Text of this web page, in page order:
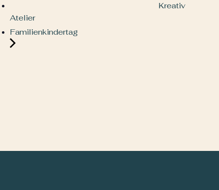
Kreativ
Atelier
Familienkindertag